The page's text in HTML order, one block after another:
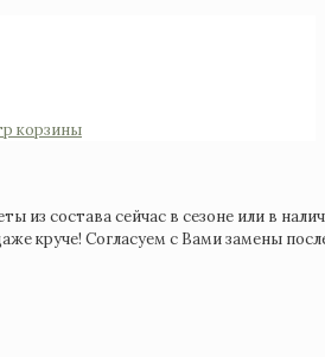
корзины
из состава сейчас в сезоне или в
круче! Согласуем с Вами замены